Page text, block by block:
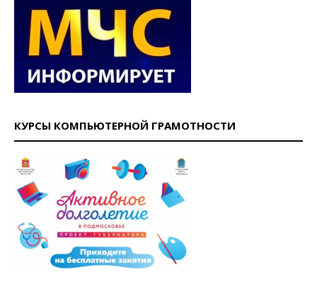
КУРСЫ КОМПЬЮТЕРНОЙ ГРАМОТНОСТИ